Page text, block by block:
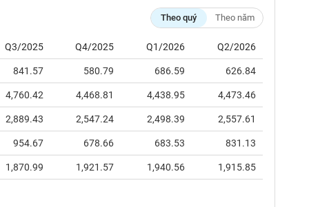
Theo quý Theo năm
Q3/2025 Q4/2025 Q1/2026 Q2/2026
841.57 580.79 686.59 626.84
4,760.42 4,468.81 4,438.95 4,473.46
2,889.43 2,547.24 2,498.39 2,557.61
954.67 678.66 683.53 831.13
1,870.99 1,921.57 1,940.56 1,915.85